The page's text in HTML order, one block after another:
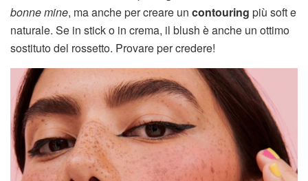
bonne mine, ma anche per creare un contouring più soft e
naturale. Se in stick o in crema, il blush è anche un ottimo
sostituto del rossetto. Provare per credere!